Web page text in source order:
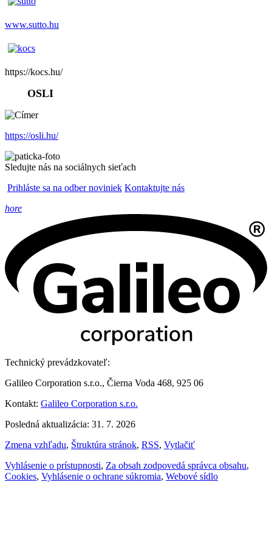
www.sutto.hu
https://kocs.hu/
OSLI
https://osli.hu/
Sledujte nás na sociálnych sieťach
Prihláste sa na odber noviniek Kontaktujte nás
hore
Technický prevádzkovateľ:
Galileo Corporation s.r.o., Čierna Voda 468, 925 06
Kontakt: Galileo Corporation s.r.o.
Posledná aktualizácia: 31. 7. 2026
Zmena vzhľadu, Štruktúra stránok, RSS, Vytlačiť
Vyhlásenie o prístupnosti, Za obsah zodpovedá správca obsahu,
Cookies, Vyhlásenie o ochrane súkromia, Webové sídlo